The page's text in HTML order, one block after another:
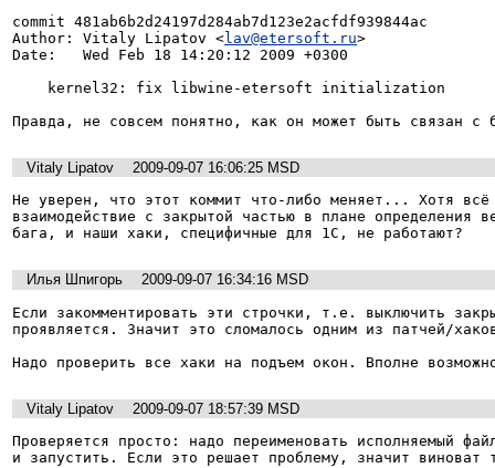
commit 481ab6b2d24197d284ab7d123e2acfdf939844ac
Author: Vitaly Lipatov <lav@etersoft.ru>
Date:   Wed Feb 18 14:20:12 2009 +0300
Правда, не совсем понятно, как он может быть связан с
Vitaly Lipatov
2009-09-07 16:06:25 MSD
Не уверен, что этот коммит что-либо меняет... Хотя
взаимодействие с закрытой частью в плане определения
бага, и наши хаки, специфичные для 1С, не работают?
Илья Шпигорь
2009-09-07 16:34:16 MSD
Если закомментировать эти строчки, т.е. выключить
проявляется. Значит это сломалось одним из патчей/
Надо проверить все хаки на подъем окон. Вполне
Vitaly Lipatov
2009-09-07 18:57:39 MSD
Проверяется просто: надо переименовать исполняемый
и запустить. Если это решает проблему, значит виноват